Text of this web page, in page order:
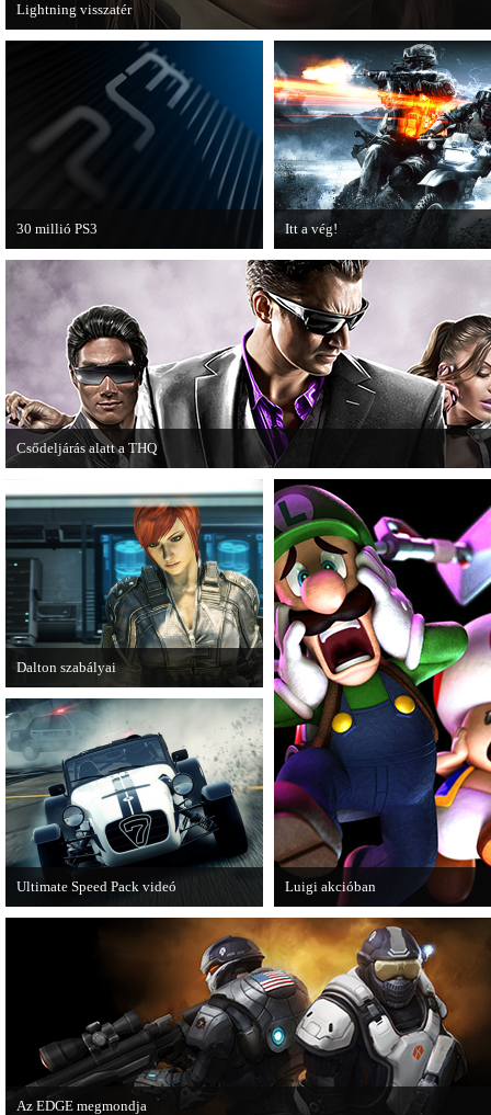
Lightning visszatér
Megjött a Lightning Returns: Final Fantasy XIII című játék első hivatalos
30 millió PS3
A PAL régióban a PS3 átlépte a 30
milliós eladott darabszámot.
Itt a vég!
Hamarosan minden infó kiderül a
Battlefield 3 utolsó, End Game
kiegészítőjéről.
Csődeljárás alatt a THQ
Egy újabb videojáték-kiadó került csődeljárás alá, aki nem más, mint a THQ.
Dalton szabályai
Új videóval jelentkezik az Insomniac
Games játéka, a Fuse.
Luigi akcióban
A Nintendo 3DS-re készülő Luigi's
Mansion: Dark Moon újabb
mutatja meg magát.
Ultimate Speed Pack videó
Már elérhető a Need for Speed Most
Wanted első nagyobb kiegészítő
Az EDGE megmondja